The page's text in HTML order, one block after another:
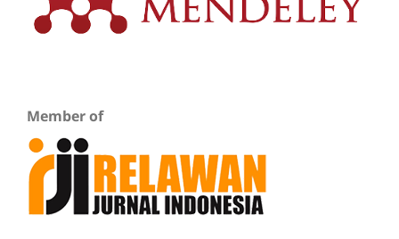
Member of